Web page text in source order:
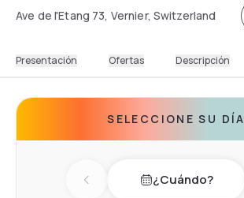
Ave de l'Etang 73, Vernier, Switzerland
Presentación Ofertas Descripción
SELECCIONE SU DÍA
Previous day¿Cuándo?